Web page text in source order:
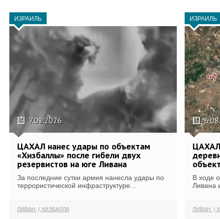
ИЗРАИЛЬ
7.08.2026
ЦАХАЛ нанес удары по объектам
«Хизбаллы» после гибели двух
резервистов на юге Ливана
За последние сутки армия нанесла удары по
террористической инфраструктуре...
ЛИВАН ХИЗБАЛЛА
ИЗРАИЛЬ
В ходе
Ливана
ЛИВАН